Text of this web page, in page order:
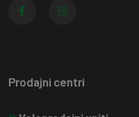
Prodajni centri